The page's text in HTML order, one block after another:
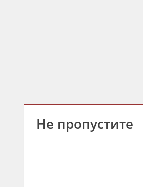
Не пропустите